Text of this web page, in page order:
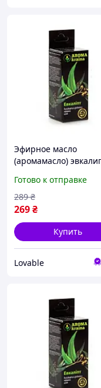
Эфирное масло
(аромамасло)
натуральное для
ароматерапии
Готово к отправке
269₴
289 ₴
Купить
Lovable